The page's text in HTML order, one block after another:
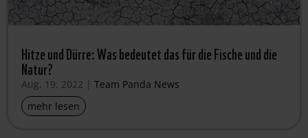
Hitze und Dürre: Was bedeutet das für die Fische und die
Natur?
Aug. 19, 2022 | Team Panda News
mehr lesen